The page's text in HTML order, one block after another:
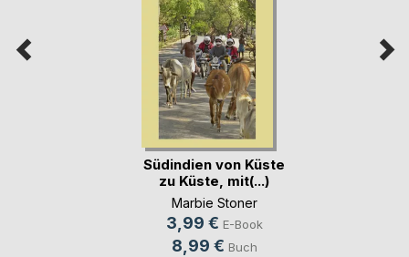
Südindien von Küste
zu Küste, mit(...)
Marbie Stoner
3,99 € E-Book
8,99 € Buch